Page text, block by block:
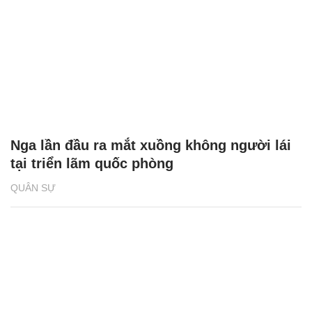
QUÂN SỰ
Nga lần đầu ra mắt xuồng không người lái
tại triển lãm quốc phòng